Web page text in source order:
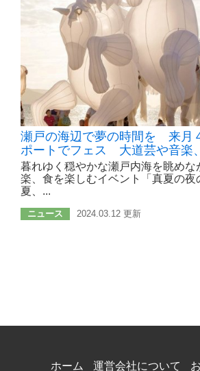
瀬戸の海辺で夢の時間を 来月
ポートでフェス 大道芸や音楽
暮れゆく穏やかな瀬戸内海を眺めな
楽、食を楽しむイベント「真夏の夜
夏、...
ニュース 2024.03.12 更新
ホーム 運営会社について